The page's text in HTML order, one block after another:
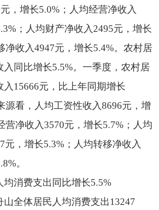
，增长5.0%；人均经营净收入
；人均财产净收入2495元，增长
净收入4947元，增长5.4%。农村居
入同比增长5.5%。一季度，农村居
入15666元，比上年同期增长
源看，人均工资性收入8696元，增
营净收入3570元，增长5.7%；人均
元，增长5.3%；人均转移净收入
。
均消费支出同比增长5.5%
山全体居民人均消费支出13247